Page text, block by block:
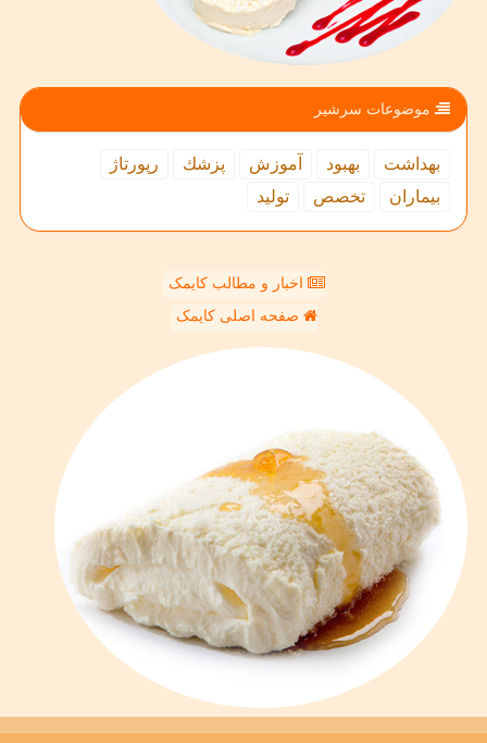
موضوعات سرشیر
بهداشت بهبود آموزش پزشك
رپورتاژ
بیماران
تخصص تولید
اخبار و مطالب کایمک
صفحه اصلی کایمک